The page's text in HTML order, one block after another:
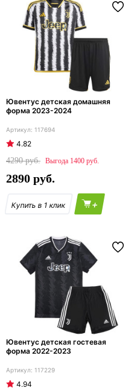
Ювентус детская домашняя
форма 2023-2024
117694
4.82
4290
1400
2890
+
Ювентус детская гостевая
форма 2022-2023
117229
4.94